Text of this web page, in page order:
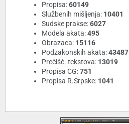
Propisa:60149
Službenih mišljenja: 10401
Sudske prakse:6027
Modela akata:495
Obrazaca: 15116
Podzakonskih akata:43487
Prečišć. tekstova: 13019
Propisa CG:751
Propisa R.Srpske: 1041